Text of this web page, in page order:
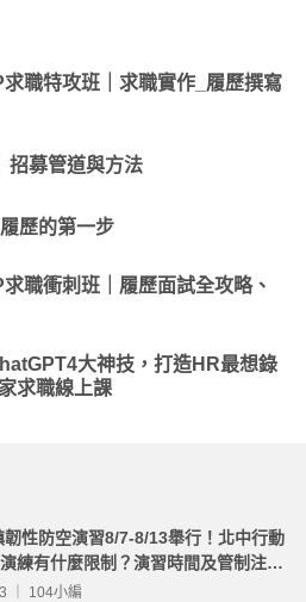
求職特攻班｜求職實作_履歷撰寫
招募管道與方法
歷的第一步
求職衝刺班｜履歷面試全攻略、
大神技，打造HR最想錄
求職線上課
性防空演習8/7-8/13舉行！北中行動
練有什麼限制？演習時間及管制注意
｜ 104小編